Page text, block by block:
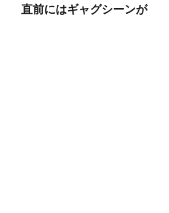
直前にはギャグシーンが